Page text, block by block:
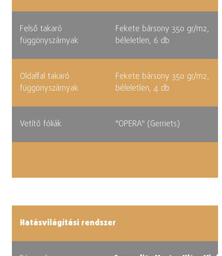
Felső takaró
függönyszárnyak
Fekete bársony 350 gr/m2,
béleletlen, 6 db
Oldalfal takaró
függönyszárnyak
Fekete bársony 350 gr/m2,
béleletlen, 4 db
Vetítő fóliák "OPERA" (Gerriets)
Hatásvilágítási rendszer